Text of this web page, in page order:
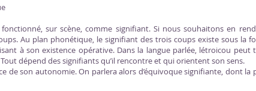
sur scène, comme signifiant. Si nous souhaitons en
Au plan phonétique, le signifiant des trois coups existe sous la
à son existence opérative. Dans la langue parlée, létroicou peut
dépend des signifiants qu’il rencontre et qui orientent son sens.
de son autonomie. On parlera alors d’équivoque signifiante, dont la